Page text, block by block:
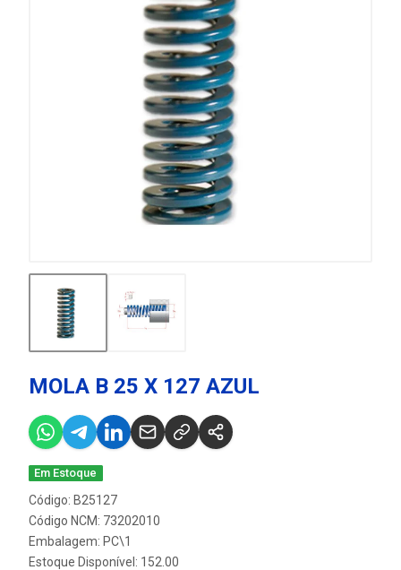
MOLA B 25 X 127 AZUL
Em Estoque
Código: B25127
Código NCM: 73202010
Embalagem: PC\1
Estoque Disponível: 152.00